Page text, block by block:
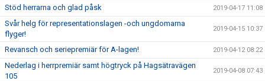
Stöd herrarna och glad påsk 2019-04-17 11:08
Svår helg för representationslagen -och ungdomarna
flyger!
2019-04-15 10:37
Revansch och seriepremiär för A-lagen! 2019-04-12 08:22
Nederlag i herrpremiär samt högtryck på Hagsätravägen
105
2019-04-08 07:43